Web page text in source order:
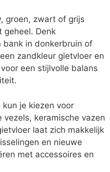
groen, zwart of grijs
geheel. Denk
bank in donkerbruin of
zandkleur gietvloer en
een stijlvolle balans
je kiezen voor
vezels, keramische vazen
laat zich makkelijk
en nieuwe
met accessoires en